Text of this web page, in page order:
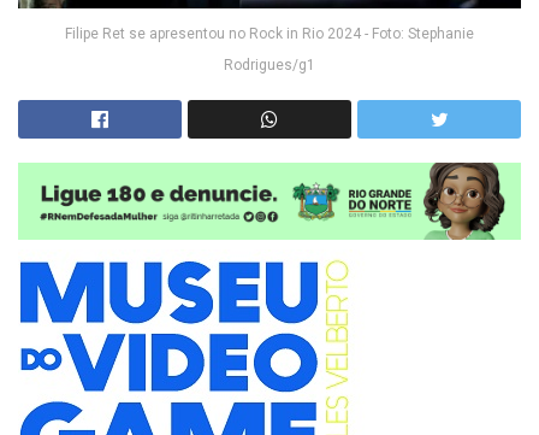
Filipe Ret se apresentou no Rock in Rio 2024 - Foto: Stephanie
Rodrigues/g1